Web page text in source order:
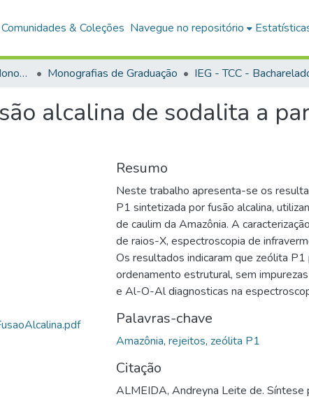
Comunidades & Coleções Navegue no repositório
Biblioteca Digital de Monografias (BDM) Monografias de Graduação
alcalina de sodalita a
Resumo
Neste trabalho apresenta-se os
P1 sintetizada por fusão alcalina,
de caulim da Amazônia. A
de raios-X, espectroscopia de
Os resultados indicaram que zeólita
ordenamento estrutural, sem
e Al-O-Al diagnosticas na
Palavras-chave
Amazônia, rejeitos, zeólita P1
Citação
ALMEIDA, Andreyna Leite de. Síntese